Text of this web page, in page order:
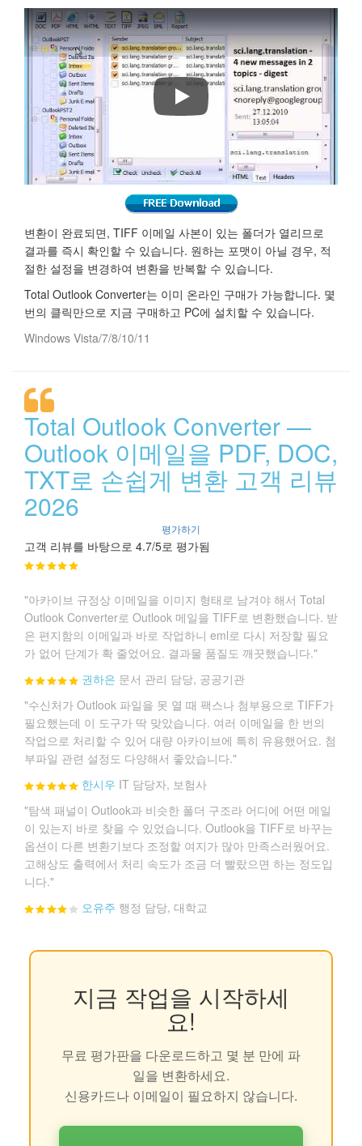
Outlook 이메일을 PDF, DOC,
변환이 완료되면, TIFF 이메일 사본이 있는 폴더가 열리므로
결과를 즉시 확인할 수 있습니다. 원하는 포맷이 아닐 경우, 적
절한 설정을 변경하여 변환을 반복할 수 있습니다.
Total Outlook Converter는 이미 온라인 구매가 가능합니다. 몇
번의 클릭만으로 지금 구매하고 PC에 설치할 수 있습니다.
Windows Vista/7/8/10/11
Total Outlook Converter —
Outlook 이메일을 PDF, DOC,
TXT로 손쉽게 변환 고객 리뷰
2026
평가하기
고객 리뷰를 바탕으로 4.7/5로 평가됨
"아카이브 규정상 이메일을 이미지 형태로 남겨야 해서 Total
Outlook Converter로 Outlook 메일을 TIFF로 변환했습니다. 받
은 편지함의 이메일과 바로 작업하니 eml로 다시 저장할 필요
가 없어 단계가 확 줄었어요. 결과물 품질도 깨끗했습니다."
권하은 문서 관리 담당, 공공기관
"수신처가 Outlook 파일을 못 열 때 팩스나 첨부용으로 TIFF가
필요했는데 이 도구가 딱 맞았습니다. 여러 이메일을 한 번의
작업으로 처리할 수 있어 대량 아카이브에 특히 유용했어요. 첨
부파일 관련 설정도 다양해서 좋았습니다."
한시우 IT 담당자, 보험사
"탐색 패널이 Outlook과 비슷한 폴더 구조라 어디에 어떤 메일
이 있는지 바로 찾을 수 있었습니다. Outlook을 TIFF로 바꾸는
옵션이 다른 변환기보다 조정할 여지가 많아 만족스러웠어요.
고해상도 출력에서 처리 속도가 조금 더 빨랐으면 하는 정도입
니다."
오유주 행정 담당, 대학교
지금 작업을 시작하세
요!
무료 평가판을 다운로드하고 몇 분 만에 파
일을 변환하세요.
신용카드나 이메일이 필요하지 않습니다.